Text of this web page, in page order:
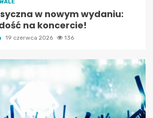
w nowym wydaniu:
na koncercie!
19 czerwca 2026 136